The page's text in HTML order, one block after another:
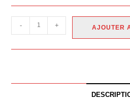
- + AJOUTER